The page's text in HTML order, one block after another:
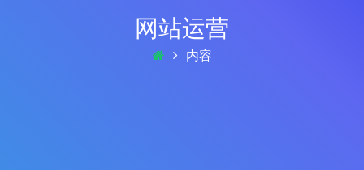
网站运营
内容